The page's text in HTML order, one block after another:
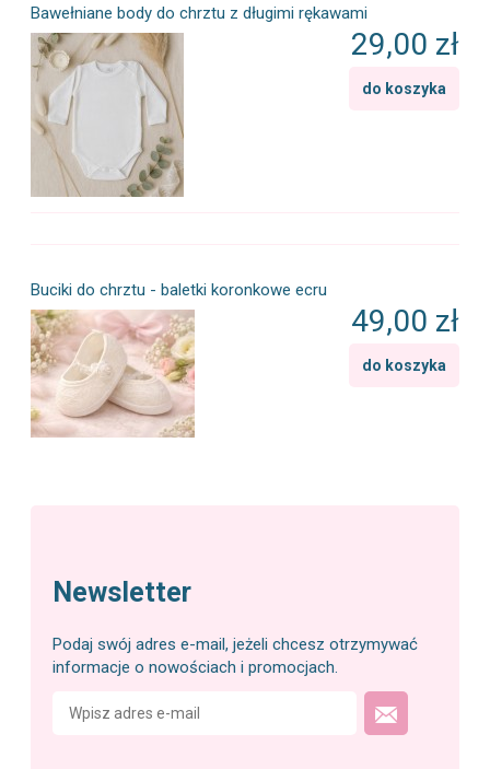
Bawełniane body do chrztu z długimi rękawami
29,00 zł
do koszyka
Buciki do chrztu - baletki koronkowe ecru
49,00 zł
do koszyka
Newsletter
Podaj swój adres e-mail, jeżeli chcesz otrzymywać
informacje o nowościach i promocjach.